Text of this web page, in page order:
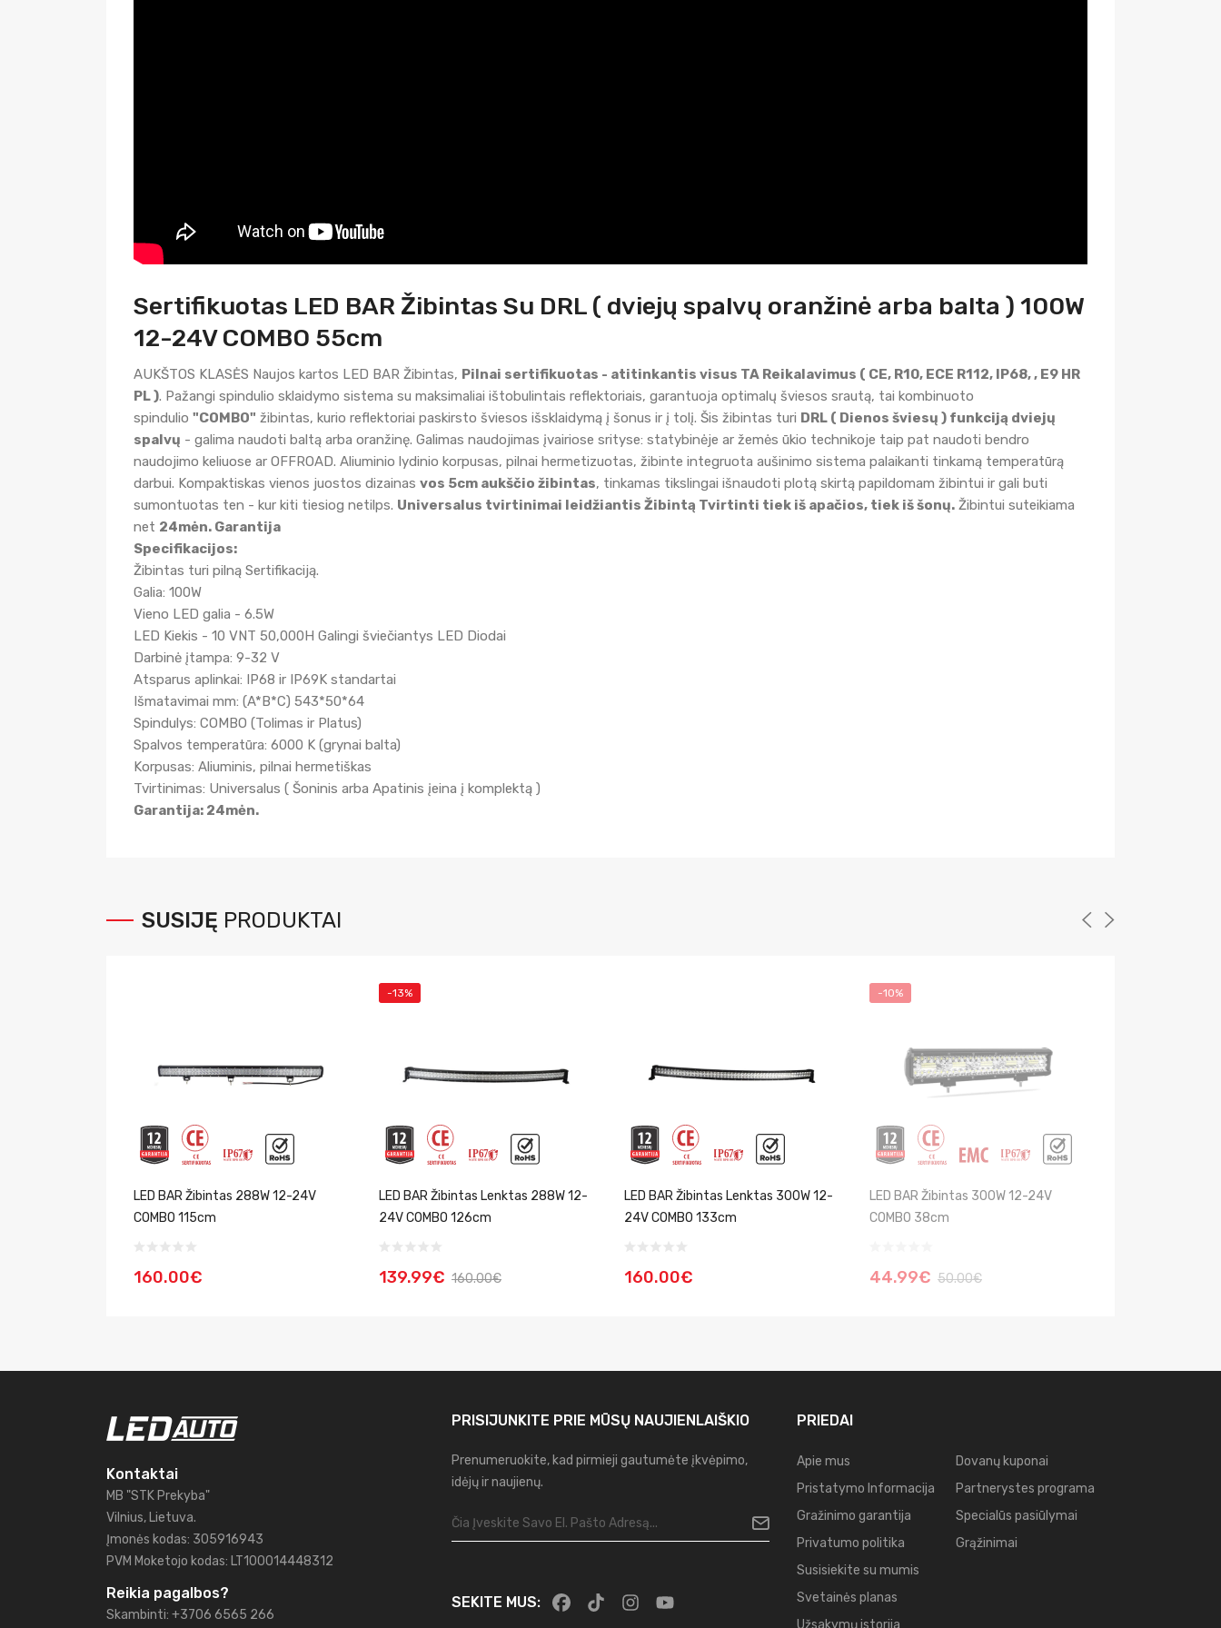
Sertifikuotas LED BAR Žibintas Su DRL ( dviejų spalvų oranžinė arba balta ) 100W
12-24V COMBO 55cm
AUKŠTOS KLASĖS Naujos kartos LED BAR Žibintas, Pilnai sertifikuotas - atitinkantis visus TA Reikalavimus ( CE, R10, ECE R112, IP68, , E9 HR
PL ). Pažangi spindulio sklaidymo sistema su maksimaliai ištobulintais reflektoriais, garantuoja optimalų šviesos srautą, tai kombinuoto
spindulio "COMBO" žibintas, kurio reflektoriai paskirsto šviesos išsklaidymą į šonus ir į tolį. Šis žibintas turi DRL ( Dienos šviesų ) funkciją dviejų
spalvų - galima naudoti baltą arba oranžinę. Galimas naudojimas įvairiose srityse: statybinėje ar žemės ūkio technikoje taip pat naudoti bendro
naudojimo keliuose ar OFFROAD. Aliuminio lydinio korpusas, pilnai hermetizuotas, žibinte integruota aušinimo sistema palaikanti tinkamą temperatūrą
darbui. Kompaktiskas vienos juostos dizainas vos 5cm aukščio žibintas, tinkamas tikslingai išnaudoti plotą skirtą papildomam žibintui ir gali buti
sumontuotas ten - kur kiti tiesiog netilps. Universalus tvirtinimai leidžiantis Žibintą Tvirtinti tiek iš apačios, tiek iš šonų. Žibintui suteikiama
net 24mėn. Garantija
Specifikacijos:
Žibintas turi pilną Sertifikaciją.
Galia: 100W
Vieno LED galia - 6.5W
LED Kiekis - 10 VNT 50,000H Galingi šviečiantys LED Diodai
Darbinė įtampa: 9-32 V
Atsparus aplinkai: IP68 ir IP69K standartai
Išmatavimai mm: (A*B*C) 543*50*64
Spindulys: COMBO (Tolimas ir Platus)
Spalvos temperatūra: 6000 K (grynai balta)
Korpusas: Aliuminis, pilnai hermetiškas
Tvirtinimas: Universalus ( Šoninis arba Apatinis įeina į komplektą )
Garantija: 24mėn.
SUSIJĘ PRODUKTAI
LED BAR Žibintas 288W 12-24V
COMBO 115cm
160.00€
-13%
LED BAR Žibintas Lenktas 288W 12-
24V COMBO 126cm
139.99€ 160.00€
LED BAR Žibintas Lenktas 300W 12-
24V COMBO 133cm
160.00€
-10%
LED BAR Žibintas 300W 12-24V
COMBO 38cm
44.99€ 50.00€
Kontaktai
MB "STK Prekyba"
Vilnius, Lietuva.
Įmonės kodas: 305916943
PVM Moketojo kodas: LT100014448312
Reikia pagalbos?
Skambinti: +3706 6565 266
PRISIJUNKITE PRIE MŪSŲ NAUJIENLAIŠKIO
Prenumeruokite, kad pirmieji gautumėte įkvėpimo,
idėjų ir naujienų.
SEKITE MUS:
PRIEDAI
Apie mus
Pristatymo Informacija
Gražinimo garantija
Privatumo politika
Susisiekite su mumis
Svetainės planas
Užsakymų istorija
Dovanų kuponai
Partnerystes programa
Specialūs pasiūlymai
Grąžinimai